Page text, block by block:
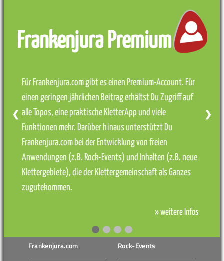
Frankenjura Premium
Für Frankenjura.com gibt es einen Premium-Account. Für
einen geringen jährlichen Beitrag erhältst Du Zugriff auf
alle Topos, eine praktische KletterApp und viele
Funktionen mehr. Darüber hinaus unterstützt Du
Frankenjura.com bei der Entwicklung von freien
Anwendungen (z.B. Rock-Events) und Inhalten (z.B. neue
Klettergebiete), die der Klettergemeinschaft als Ganzes
zugutekommen.
» weitere Infos
❮ ❯
Frankenjura.com Rock-Events